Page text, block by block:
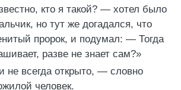
кто я такой? — хотел было
но тут же догадался, что
пророк, и подумал: — Тогда
разве не знает сам?»
всегда открыто, — словно
человек.